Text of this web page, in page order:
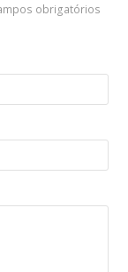
obrigatórios